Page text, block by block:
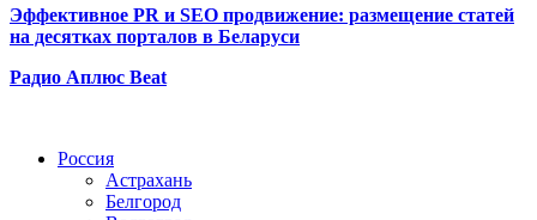
Эффективное PR и SEO продвижение: размещение статей
на десятках порталов в Беларуси
Радио Аплюс Beat
Россия
Астрахань
Белгород